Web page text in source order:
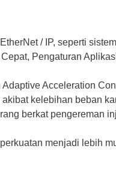
/ IP, seperti
Pengaturan
Acceleration
kelebihan beban
berkat pengereman
menjadi lebih